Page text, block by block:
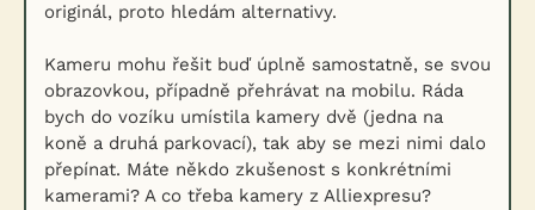
originál, proto hledám alternativy.
Kameru mohu řešit buď úplně samostatně, se svou
obrazovkou, případně přehrávat na mobilu. Ráda
bych do vozíku umístila kamery dvě (jedna na
koně a druhá parkovací), tak aby se mezi nimi dalo
přepínat. Máte někdo zkušenost s konkrétními
kamerami? A co třeba kamery z Alliexpresu?